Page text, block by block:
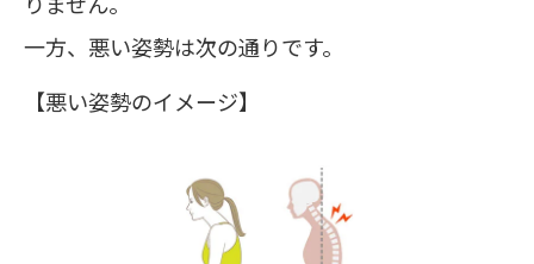
一方、悪い姿勢は次の通りです。
【悪い姿勢のイメージ】